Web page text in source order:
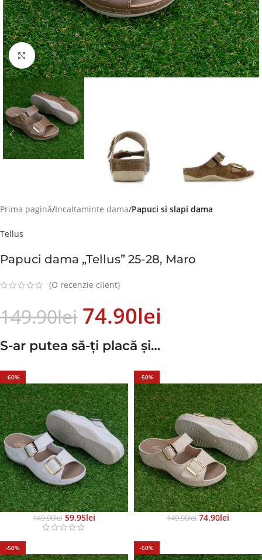
Faceți click pentru a mări
Prima pagină Incaltaminte dama Papuci si slapi dama
Tellus
Papuci dama „Tellus” 25-28, Maro
(O recenzie client)
149.90Lei 74.90Lei
S-ar putea să-ți placă și…
-60%
149.90Lei 59.95Lei
-50%
149.90Lei 74.90Lei
-50% -50%